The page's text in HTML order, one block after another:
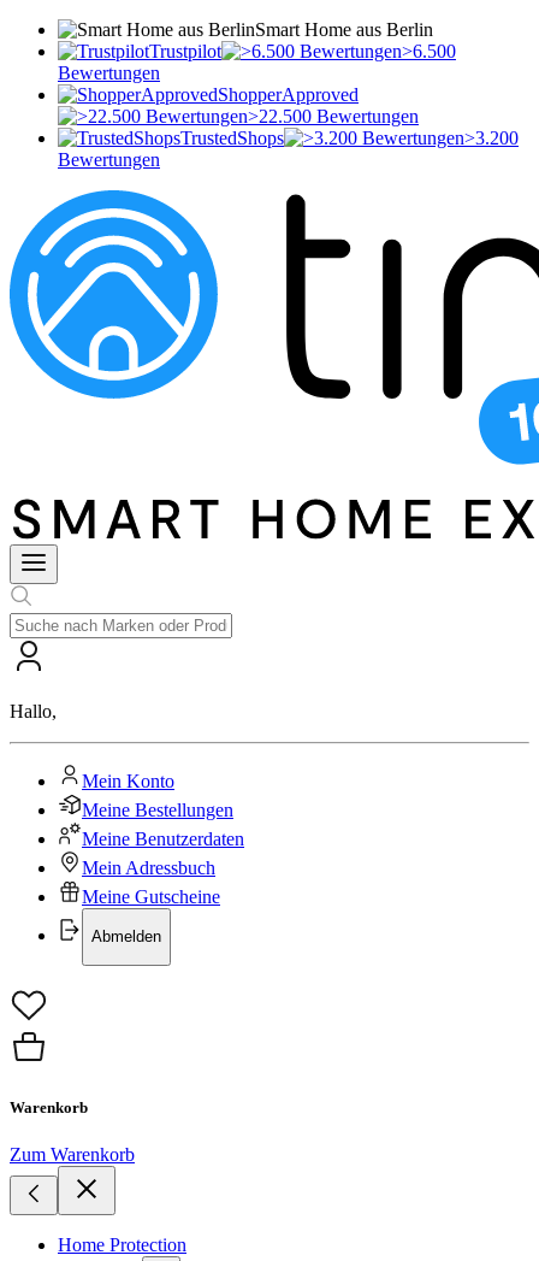
Smart Home aus Berlin
Trustpilot
>6.500
Bewertungen
ShopperApproved
>22.500 Bewertungen
TrustedShops
>3.200
Bewertungen
Hallo,
Mein Konto
Meine Bestellungen
Meine Benutzerdaten
Mein Adressbuch
Meine Gutscheine
Abmelden
Warenkorb
Zum Warenkorb
Home Protection